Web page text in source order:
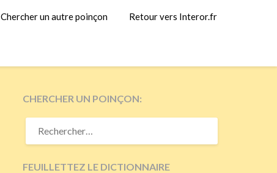
Chercher un autre poinçon Retour vers Interor.fr
CHERCHER UN POINÇON:
RECHERCHER :
FEUILLETTEZ LE DICTIONNAIRE